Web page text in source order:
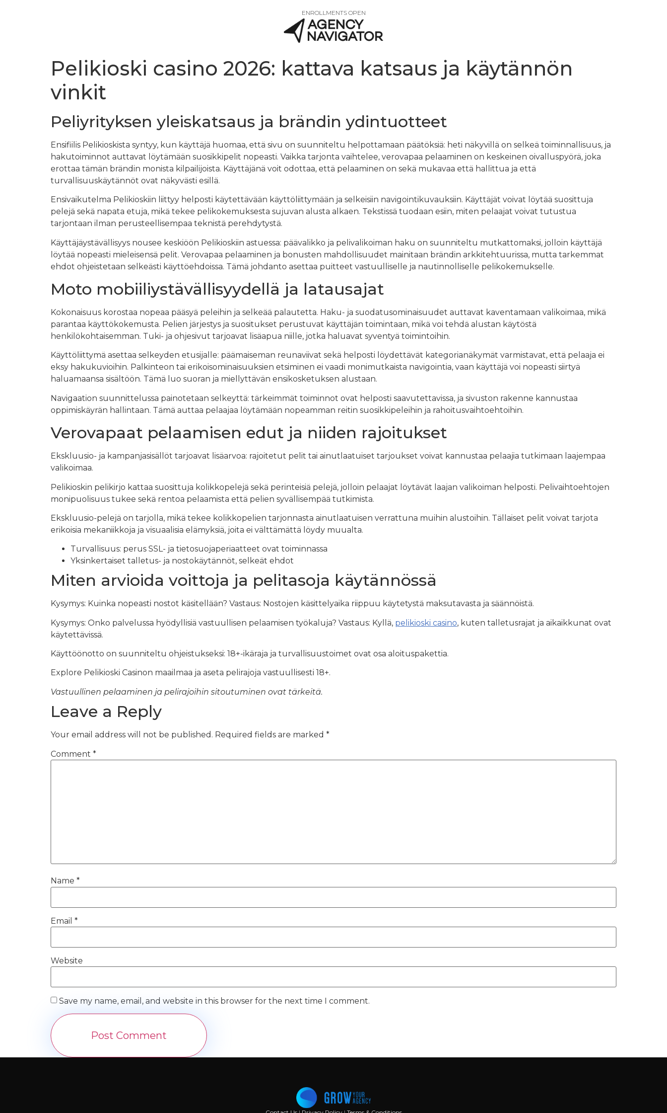
ENROLLMENTS OPEN
Pelikioski casino 2026: kattava katsaus ja käytännön
vinkit
Peliyrityksen yleiskatsaus ja brändin ydintuotteet
Ensifiilis Pelikioskista syntyy, kun käyttäjä huomaa, että sivu on suunniteltu helpottamaan päätöksiä: heti näkyvillä on selkeä toiminnallisuus, ja
hakutoiminnot auttavat löytämään suosikkipelit nopeasti. Vaikka tarjonta vaihtelee, verovapaa pelaaminen on keskeinen oivalluspyörä, joka
erottaa tämän brändin monista kilpailijoista. Käyttäjänä voit odottaa, että pelaaminen on sekä mukavaa että hallittua ja että
turvallisuuskäytännöt ovat näkyvästi esillä.
Ensivaikutelma Pelikioskiin liittyy helposti käytettävään käyttöliittymään ja selkeisiin navigointikuvauksiin. Käyttäjät voivat löytää suosittuja
pelejä sekä napata etuja, mikä tekee pelikokemuksesta sujuvan alusta alkaen. Tekstissä tuodaan esiin, miten pelaajat voivat tutustua
tarjontaan ilman perusteellisempaa teknistä perehdytystä.
Käyttäjäystävällisyys nousee keskiöön Pelikioskiin astuessa: päävalikko ja pelivalikoiman haku on suunniteltu mutkattomaksi, jolloin käyttäjä
löytää nopeasti mieleisensä pelit. Verovapaa pelaaminen ja bonusten mahdollisuudet mainitaan brändin arkkitehtuurissa, mutta tarkemmat
ehdot ohjeistetaan selkeästi käyttöehdoissa. Tämä johdanto asettaa puitteet vastuulliselle ja nautinnolliselle pelikokemukselle.
Moto mobiiliystävällisyydellä ja latausajat
Kokonaisuus korostaa nopeaa pääsyä peleihin ja selkeää palautetta. Haku- ja suodatusominaisuudet auttavat kaventamaan valikoimaa, mikä
parantaa käyttökokemusta. Pelien järjestys ja suositukset perustuvat käyttäjän toimintaan, mikä voi tehdä alustan käytöstä
henkilökohtaisemman. Tuki- ja ohjesivut tarjoavat lisäapua niille, jotka haluavat syventyä toimintoihin.
Käyttöliittymä asettaa selkeyden etusijalle: päämaiseman reunaviivat sekä helposti löydettävät kategorianäkymät varmistavat, että pelaaja ei
eksy hakukuvioihin. Palkinteon tai erikoisominaisuuksien etsiminen ei vaadi monimutkaista navigointia, vaan käyttäjä voi nopeasti siirtyä
haluamaansa sisältöön. Tämä luo suoran ja miellyttävän ensikosketuksen alustaan.
Navigaation suunnittelussa painotetaan selkeyttä: tärkeimmät toiminnot ovat helposti saavutettavissa, ja sivuston rakenne kannustaa
oppimiskäyrän hallintaan. Tämä auttaa pelaajaa löytämään nopeamman reitin suosikkipeleihin ja rahoitusvaihtoehtoihin.
Verovapaat pelaamisen edut ja niiden rajoitukset
Ekskluusio- ja kampanjasisällöt tarjoavat lisäarvoa: rajoitetut pelit tai ainutlaatuiset tarjoukset voivat kannustaa pelaajia tutkimaan laajempaa
valikoimaa.
Pelikioskin pelikirjo kattaa suosittuja kolikkopelejä sekä perinteisiä pelejä, jolloin pelaajat löytävät laajan valikoiman helposti. Pelivaihtoehtojen
monipuolisuus tukee sekä rentoa pelaamista että pelien syvällisempää tutkimista.
Ekskluusio-pelejä on tarjolla, mikä tekee kolikkopelien tarjonnasta ainutlaatuisen verrattuna muihin alustoihin. Tällaiset pelit voivat tarjota
erikoisia mekaniikkoja ja visuaalisia elämyksiä, joita ei välttämättä löydy muualta.
Turvallisuus: perus SSL- ja tietosuojaperiaatteet ovat toiminnassa
Yksinkertaiset talletus- ja nostokäytännöt, selkeät ehdot
Miten arvioida voittoja ja pelitasoja käytännössä
Kysymys: Kuinka nopeasti nostot käsitellään? Vastaus: Nostojen käsittelyaika riippuu käytetystä maksutavasta ja säännöistä.
Kysymys: Onko palvelussa hyödyllisiä vastuullisen pelaamisen työkaluja? Vastaus: Kyllä, pelikioski casino, kuten talletusrajat ja aikaikkunat ovat
käytettävissä.
Käyttöönotto on suunniteltu ohjeistukseksi: 18+-ikäraja ja turvallisuustoimet ovat osa aloituspakettia.
Explore Pelikioski Casinon maailmaa ja aseta pelirajoja vastuullisesti 18+.
Vastuullinen pelaaminen ja pelirajoihin sitoutuminen ovat tärkeitä.
Leave a Reply
Your email address will not be published. Required fields are marked *
Comment *
Name *
Email *
Website
Save my name, email, and website in this browser for the next time I comment.